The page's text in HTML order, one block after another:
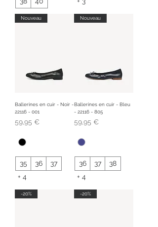
Nouveau
Ballerines en cuir - Noir -
22116 - 001
Prix
59,95 €
35 36
37
+ 4
Nouveau
Ballerines en cuir - Bleu
- 22116 - 805
Prix
59,95 €
36 37
38
+ 4
-20% -20%